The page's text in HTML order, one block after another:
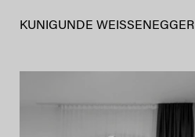
KUNIGUNDE WEISSENEGGER